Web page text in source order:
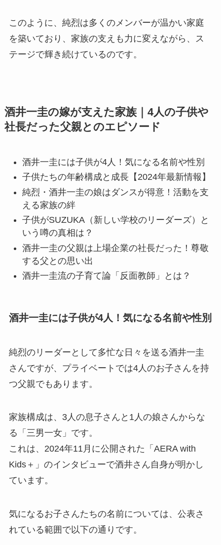
このように、純烈は多くのメンバーが温かい家庭
を築いており、家族の支えも力に変えながら、ス
テージで輝き続けているのです。
酒井一圭の嫁が支えた家族｜4人の子供や
社長だった父親とのエピソード
酒井一圭には子供が4人！気になる名前や性別
子供たちの年齢構成と成長【2024年最新情報】
純烈・酒井一圭の娘はダンスが得意！活動を支
える家族の絆
子供がSUZUKA（新しい学校のリーダーズ）と
いう噂の真相は？
酒井一圭の父親は上場企業の社長だった！尊敬
する父との思い出
酒井一圭流の子育て論「反面教師」とは？
酒井一圭には子供が4人！気になる名前や性別
純烈のリーダーとして多忙な日々を送る酒井一圭
さんですが、プライベートでは4人のお子さんを持
つ父親でもあります。
家族構成は、3人の息子さんと1人の娘さんからな
る「三男一女」です。
これは、2024年11月に公開された「AERA with
Kids＋」のインタビューで酒井さん自身が明かし
ています。
気になるお子さんたちの名前については、公表さ
れている範囲で以下の通りです。